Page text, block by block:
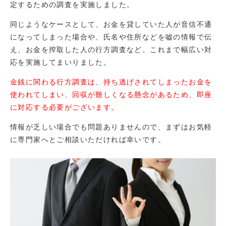
定するための調査を実施しました。
同じようなケースとして、お金を貸していた人が音信不通
になってしまった場合や、氏名や住所などを嘘の情報で伝
え、お金を搾取した人の行方調査など、これまで幅広い対
応を実施してまいりました。
金銭に関わる行方調査は、持ち逃げされてしまったお金を
使われてしまい、回収が難しくなる懸念があるため、即座
に対応する必要がございます。
情報が乏しい場合でも問題ありませんので、まずはお気軽
に専門家へとご相談いただければ幸いです。